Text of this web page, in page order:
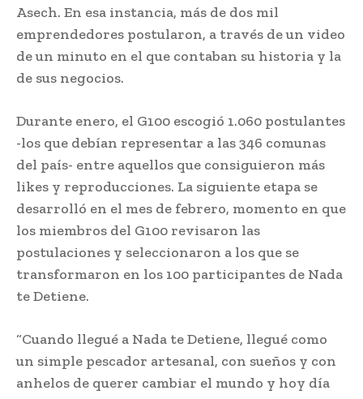
Asech. En esa instancia, más de dos mil
emprendedores postularon, a través de un video
de un minuto en el que contaban su historia y la
de sus negocios.
Durante enero, el G100 escogió 1.060 postulantes
-los que debían representar a las 346 comunas
del país- entre aquellos que consiguieron más
likes y reproducciones. La siguiente etapa se
desarrolló en el mes de febrero, momento en que
los miembros del G100 revisaron las
postulaciones y seleccionaron a los que se
transformaron en los 100 participantes de Nada
te Detiene.
“Cuando llegué a Nada te Detiene, llegué como
un simple pescador artesanal, con sueños y con
anhelos de querer cambiar el mundo y hoy día